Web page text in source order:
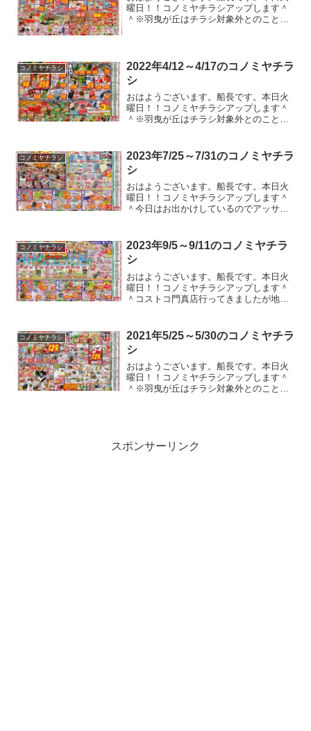
曜日！！コノミヤチラシアップします＾
＾※羽曳が丘はチラシ対象外とのこと。
面会議するために出勤って...
コノミヤチラシ
2022年4/12～4/17のコノミヤチラ
シ
おはようございます。船長です。本日火
曜日！！コノミヤチラシアップします＾
＾※羽曳が丘はチラシ対象外とのこと。
か、色んなチームのファンの方がいると
かあるんで。でも、今日は...
コノミヤチラシ
2023年7/25～7/31のコノミヤチラ
シ
おはようございます。船長です。本日火
曜日！！コノミヤチラシアップします＾
＾今日はお出かけしているのでアッサリ
のクーポンのチラシが入ってたのでコノ
ミヤチラシ以外もアップし...
コノミヤチラシ
2023年9/5～9/11のコノミヤチラ
シ
おはようございます。船長です。本日火
曜日！！コノミヤチラシアップします＾
＾コストコ門真店行ってきましたが地獄
から出られないし出られても目的地と反
対にしか進めない。なんと...
コノミヤチラシ
2021年5/25～5/30のコノミヤチラ
シ
おはようございます。船長です。本日火
曜日！！コノミヤチラシアップします＾
＾※羽曳が丘はチラシ対象外とのこと。
スポンサーリンク